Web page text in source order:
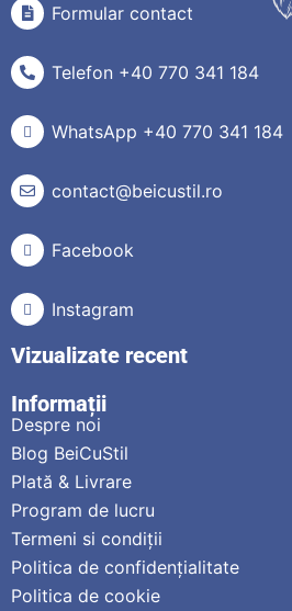
Formular contact
Telefon +40 770 341 184
WhatsApp +40 770 341 184
contact@beicustil.ro
Facebook
Instagram
Vizualizate recent
Informații
Despre noi
Blog BeiCuStil
Plată & Livrare
Program de lucru
Termeni si condiții
Politica de confidențialitate
Politica de cookie